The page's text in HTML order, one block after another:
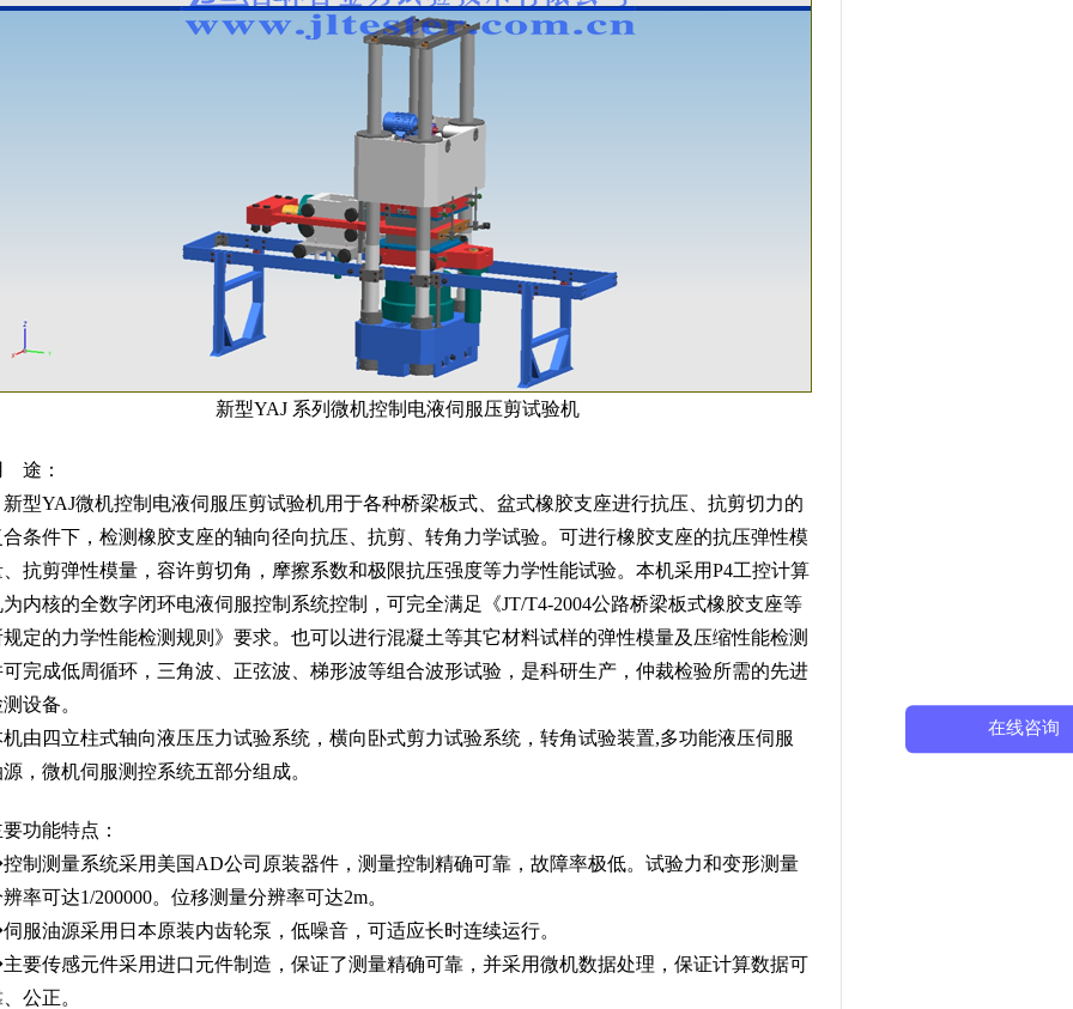
新型YAJ 系列微机控制电液伺服压剪试验机
途：
型YAJ微机控制电液伺服压剪试验机用于各种桥梁板式、盆式橡胶支座进行抗压、抗剪切力的
条件下，检测橡胶支座的轴向径向抗压、抗剪、转角力学试验。可进行橡胶支座的抗压弹性模
抗剪弹性模量，容许剪切角，摩擦系数和极限抗压强度等力学性能试验。本机采用P4工控计算
内核的全数字闭环电液伺服控制系统控制，可完全满足《JT/T4-2004公路桥梁板式橡胶支座等
定的力学性能检测规则》要求。也可以进行混凝土等其它材料试样的弹性模量及压缩性能检测
完成低周循环，三角波、正弦波、梯形波等组合波形试验，是科研生产，仲裁检验所需的先进
设备。
由四立柱式轴向液压压力试验系统，横向卧式剪力试验系统，转角试验装置,多功能液压伺服
，微机伺服测控系统五部分组成。
功能特点：
制测量系统采用美国AD公司原装器件，测量控制精确可靠，故障率极低。试验力和变形测量
率可达1/200000。位移测量分辨率可达2m。
服油源采用日本原装内齿轮泵，低噪音，可适应长时连续运行。
要传感元件采用进口元件制造，保证了测量精确可靠，并采用微机数据处理，保证计算数据可
公正。
在线咨询